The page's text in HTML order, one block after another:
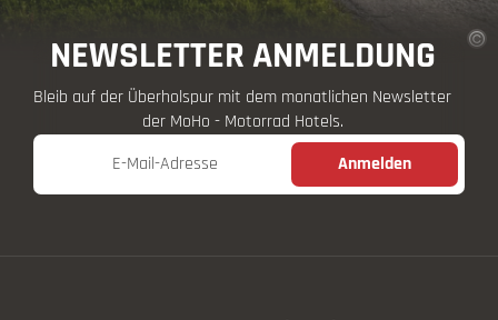
NEWSLETTER ANMELDUNG
Bleib auf der Überholspur mit dem monatlichen Newsletter
der MoHo - Motorrad Hotels.
E-Mail-Adresse
Anmelden